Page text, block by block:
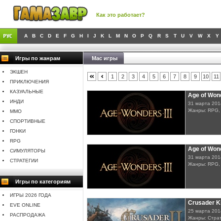
Как это работает?
A B C D E F G H I J K L M N O P Q R S T U V W X Y
Игры по жанрам
ЭКШЕН
ПРИКЛЮЧЕНИЯ
КАЗУАЛЬНЫЕ
ИНДИ
MMO
СПОРТИВНЫЕ
ГОНКИ
RPG
СИМУЛЯТОРЫ
СТРАТЕГИИ
Игры по категориям
ИГРЫ 2026 ГОДА
EVE ONLINE
РАСПРОДАЖА
Mac игры
1 2 3 4 5 6 7 8 9 10 11
Age of
31 марта
Жанры: RPG,
Age of
31 марта
Жанры: RPG,
Crusader
25 марта
Жанры: